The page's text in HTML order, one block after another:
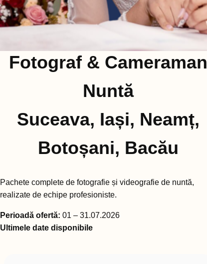
Fotograf & Cameraman
Nuntă
Suceava, Iași, Neamț,
Botoșani, Bacău
Pachete complete de fotografie și videografie de nuntă,
realizate de echipe profesioniste.
Perioadă ofertă: 01 – 31.07.2026
Ultimele date disponibile